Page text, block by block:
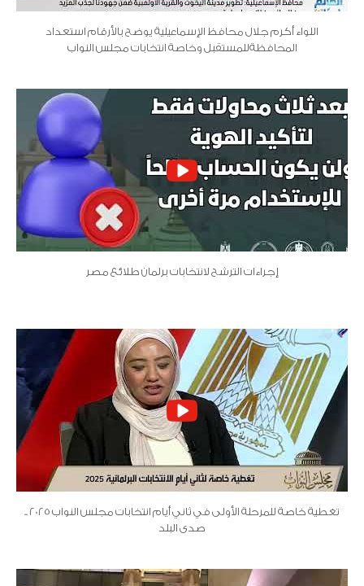
اللواء أكرم جلال محافظ الإسماعيلية يوضح بالأرقام استعداد
المحافظةللمستقبل وخاصة انتخابات مجلس النواب
إجراءات الترشح لانتخابات برلمان طلائع مصر
تغطية خاصة للمرحلة الأولى في ثاني أيام انتخابات مجلس النواب 2025 ..
صدى البلد